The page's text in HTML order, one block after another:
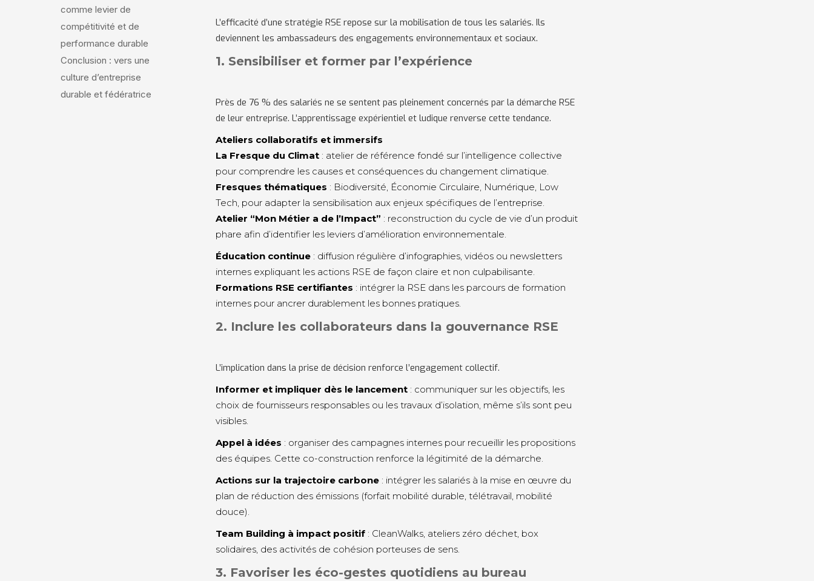
comme levier de
compétitivité et de
performance durable
Conclusion : vers une
culture d’entreprise
durable et fédératrice
L’efficacité d’une stratégie RSE repose sur la mobilisation de tous les salariés. Ils
deviennent les ambassadeurs des engagements environnementaux et sociaux.
1. Sensibiliser et former par l’expérience
Près de 76 % des salariés ne se sentent pas pleinement concernés par la démarche RSE
de leur entreprise. L’apprentissage expérientiel et ludique renverse cette tendance.
Ateliers collaboratifs et immersifs
La Fresque du Climat : atelier de référence fondé sur l’intelligence collective
pour comprendre les causes et conséquences du changement climatique.
Fresques thématiques : Biodiversité, Économie Circulaire, Numérique, Low
Tech, pour adapter la sensibilisation aux enjeux spécifiques de l’entreprise.
Atelier “Mon Métier a de l’Impact” : reconstruction du cycle de vie d’un produit
phare afin d’identifier les leviers d’amélioration environnementale.
Éducation continue : diffusion régulière d’infographies, vidéos ou newsletters
internes expliquant les actions RSE de façon claire et non culpabilisante.
Formations RSE certifiantes : intégrer la RSE dans les parcours de formation
internes pour ancrer durablement les bonnes pratiques.
2. Inclure les collaborateurs dans la gouvernance RSE
L’implication dans la prise de décision renforce l’engagement collectif.
Informer et impliquer dès le lancement : communiquer sur les objectifs, les
choix de fournisseurs responsables ou les travaux d’isolation, même s’ils sont peu
visibles.
Appel à idées : organiser des campagnes internes pour recueillir les propositions
des équipes. Cette co-construction renforce la légitimité de la démarche.
Actions sur la trajectoire carbone : intégrer les salariés à la mise en œuvre du
plan de réduction des émissions (forfait mobilité durable, télétravail, mobilité
douce).
Team Building à impact positif : CleanWalks, ateliers zéro déchet, box
solidaires, des activités de cohésion porteuses de sens.
3. Favoriser les éco-gestes quotidiens au bureau